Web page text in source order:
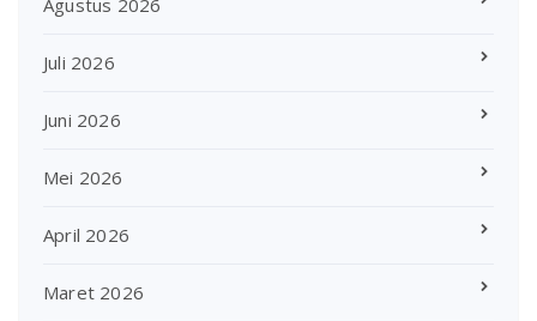
Agustus 2026
Juli 2026
Juni 2026
Mei 2026
April 2026
Maret 2026